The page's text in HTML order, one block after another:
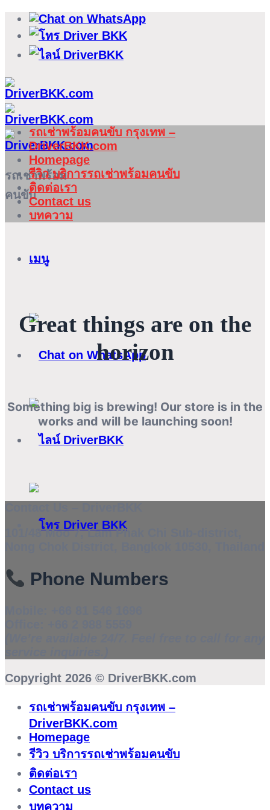
ข้าม
เนื้อหา
รถเช่าพร้อม
คนขับ
เมนู
รถเช่าพร้อมคนขับ กรุงเทพ –
DriverBKK.com
Homepage
รีวิว บริการรถเช่าพร้อมคนขับ
ติดต่อเรา
Contact us
บทความ
Great things are on the
horizon
Something big is brewing! Our store is in the
works and will be launching soon!
101/48 Moo 7, Lam Phak Chi Sub-district,
Phone Numbers
Copyright 2026 © DriverBKK.com
รถเช่าพร้อมคนขับ กรุงเทพ –
DriverBKK.com
Homepage
รีวิว บริการรถเช่าพร้อมคนขับ
ติดต่อเรา
Contact us
บทความ